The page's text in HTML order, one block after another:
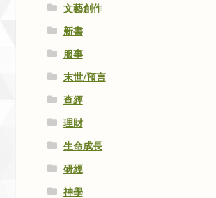
文藝創作
新書
服事
末世/預言
查經
理財
生命成長
研經
神學